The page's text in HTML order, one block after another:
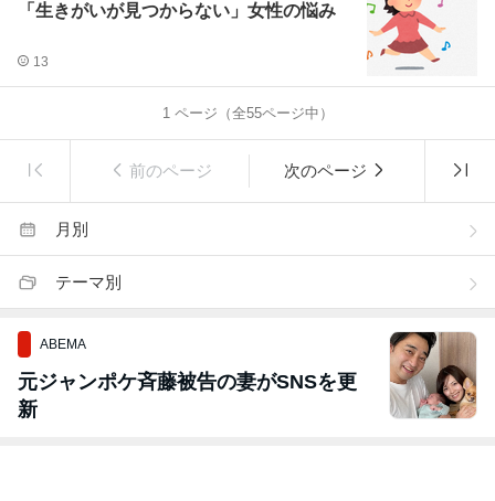
「生きがいが見つからない」女性の悩み
13
1ページ（全55ページ中）
前のページ 次のページ
月別
テーマ別
ABEMA
元ジャンポケ斉藤被告の妻がSNSを更
新